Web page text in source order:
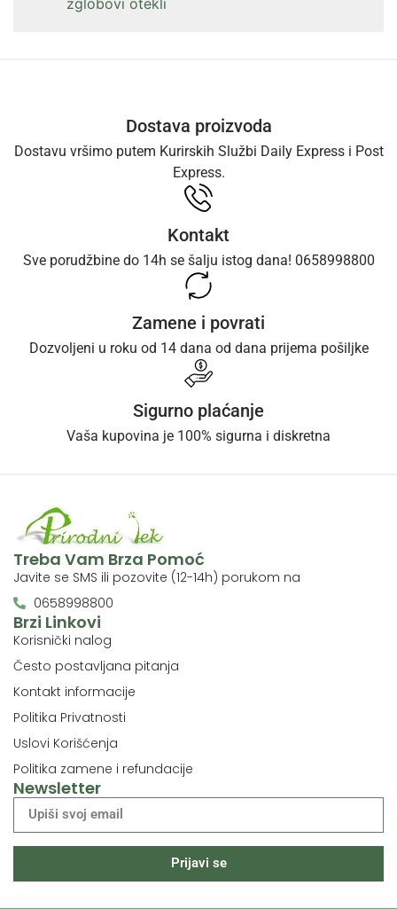
zglobovi otekli
Dostava proizvoda
Dostavu vršimo putem Kurirskih Službi Daily Express i Post
Express.
Kontakt
Sve porudžbine do 14h se šalju istog dana! 0658998800
Zamene i povrati
Dozvoljeni u roku od 14 dana od dana prijema pošiljke
Sigurno plaćanje
Vaša kupovina je 100% sigurna i diskretna
Brzi Linkovi
Korisnički nalog
Često postavljana pitanja
Kontakt informacije
Politika Privatnosti
Uslovi Korišćenja
Politika zamene i refundacije
Treba Vam Brza Pomoć
Javite se SMS ili pozovite (12-14h) porukom na
0658998800
Newsletter
Prijavi se